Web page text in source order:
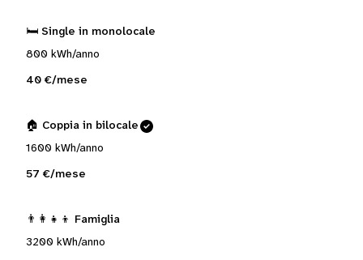
🛏️ Single in monolocale
800 kWh/anno
40 €/mese
🏠 Coppia in bilocale
1600 kWh/anno
57 €/mese
👨‍👩‍👧‍👦 Famiglia
3200 kWh/anno